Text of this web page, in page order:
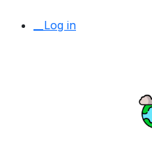
__Log in